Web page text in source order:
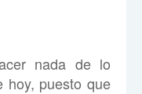
nada de lo
hoy, puesto que